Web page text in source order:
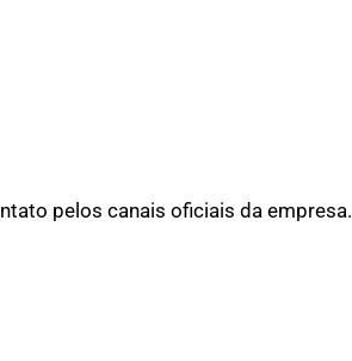
pelos canais oficiais da empresa.